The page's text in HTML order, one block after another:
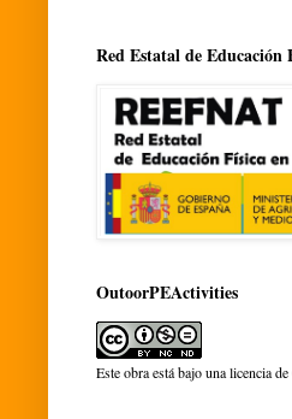
Red Estatal de Educación
OutoorPEActivities
Este obra está bajo unalicencia